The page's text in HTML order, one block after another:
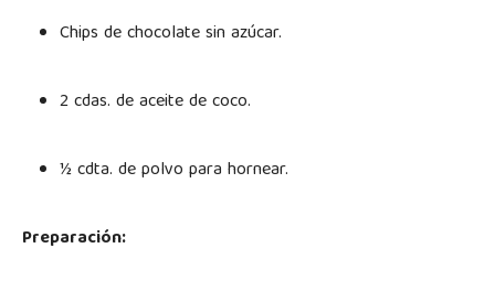
Chips de chocolate sin azúcar.
2 cdas. de aceite de coco.
½ cdta. de polvo para hornear.
Preparación: